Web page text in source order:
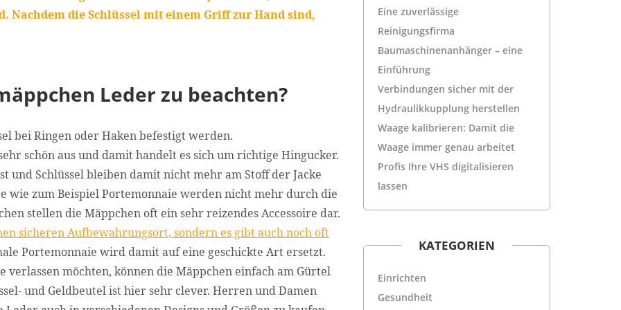
Nachdem die Schlüssel mit einem Griff zur Hand sind,
Leder zu beachten?
bei Ringen oder Haken befestigt werden.
schön aus und damit handelt es sich um richtige Hingucker.
und Schlüssel bleiben damit nicht mehr am Stoff der Jacke
wie zum Beispiel Portemonnaie werden nicht mehr durch die
stellen die Mäppchen oft ein sehr reizendes Accessoire dar.
sicheren Aufbewahrungsort, sondern es gibt auch noch oft
Portemonnaie wird damit auf eine geschickte Art ersetzt.
verlassen möchten, können die Mäppchen einfach am Gürtel
und Geldbeutel ist hier sehr clever. Herren und Damen
Eine zuverlässige
Reinigungsfirma
Baumaschinenanhänger – eine
Einführung
Verbindungen sicher mit der
Hydraulikkupplung herstellen
Waage kalibrieren: Damit die
Waage immer genau arbeitet
Profis Ihre VHS digitalisieren
lassen
KATEGORIEN
Einrichten
Gesundheit